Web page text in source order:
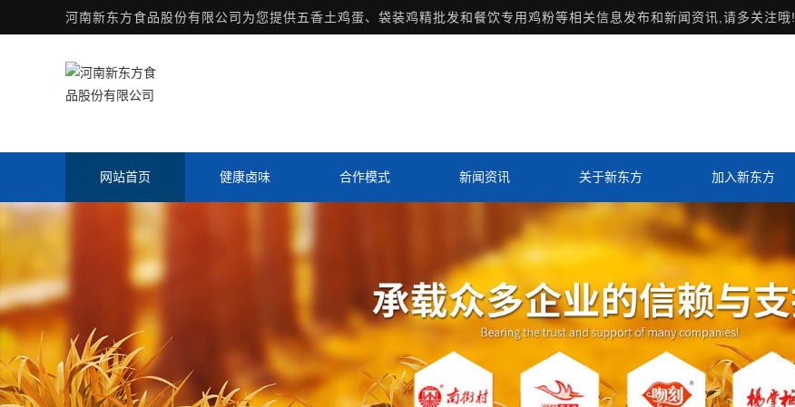
河南新东方食品股份有限公司为您提供五香土鸡蛋、袋装鸡精批发和餐饮专用鸡粉等相关信息发布和新闻资讯,请多关注哦!
网站首页 健康卤味 合作模式 新闻资讯 关于新东方 加入新东方